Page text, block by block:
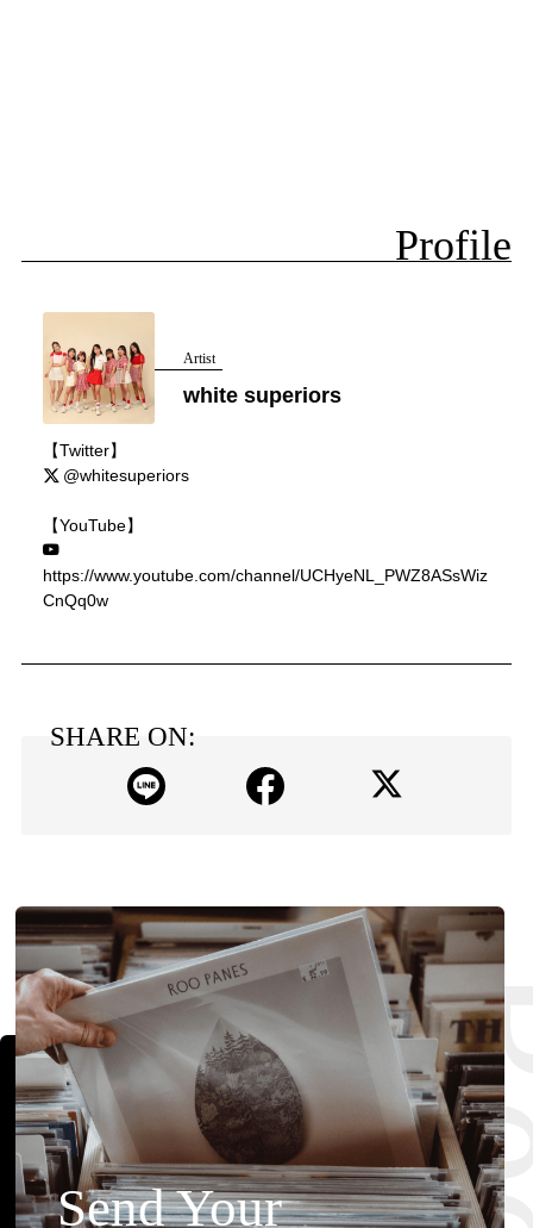
Profile
Artist
white superiors
【Twitter】
@whitesuperiors
【YouTube】
https://www.youtube.com/channel/UCHyeNL_PWZ8ASsWiz
CnQq0w
SHARE ON:
Send Your